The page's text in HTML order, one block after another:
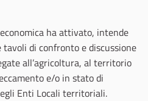
ha attivato, intende
di confronto e discussione
all’agricoltura, al territorio
e/o in stato di
Enti Locali territoriali.